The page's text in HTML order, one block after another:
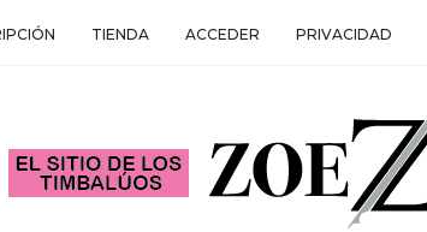
TIENDA ACCEDER PRIVACIDAD